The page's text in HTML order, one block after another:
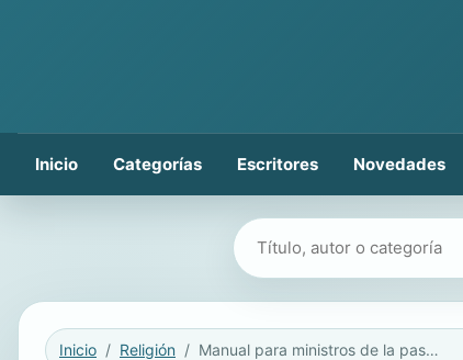
Inicio Categorías Escritores Novedades
Buscar libros
Inicio Religión Manual para ministros de la pastoral de enfermos